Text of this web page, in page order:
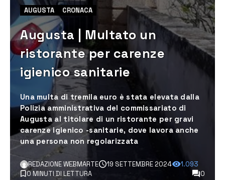
AUGUSTA CRONACA
Augusta | Multato un
ristorante per carenze
igienico sanitarie
Una multa di tremila euro è stata elevata dalla
Polizia amministrativa del commissariato di
Augusta al titolare di un ristorante per gravi
carenze igienico -sanitarie, dove lavora anche
una persona non regolarizzata
REDAZIONE WEBMARTE 19 SETTEMBRE 2024
1.093
0 MINUTI DI LETTURA
0